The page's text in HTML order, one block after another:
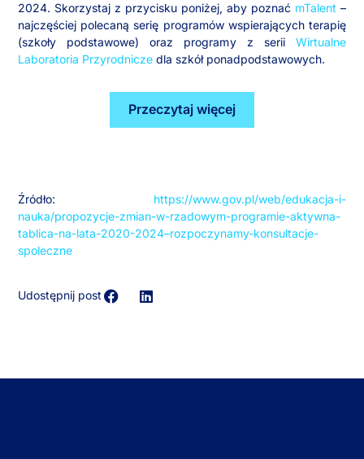
2024. Skorzystaj z przycisku poniżej, aby poznać mTalent –
najczęściej polecaną serię programów wspierających terapię
(szkoły podstawowe) oraz programy z serii Wirtualne
Laboratoria Przyrodnicze dla szkół ponadpodstawowych.
Przeczytaj więcej
Źródło: https://www.gov.pl/web/edukacja-i-
nauka/propozycje-zmian-w-rzadowym-programie-aktywna-
tablica-na-lata-2020-2024–rozpoczynamy-konsultacje-
spoleczne
Udostępnij post